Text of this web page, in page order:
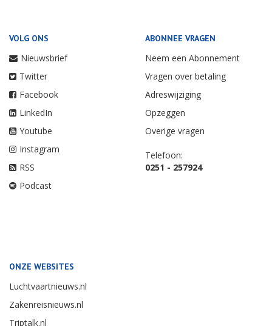
VOLG ONS
Nieuwsbrief
Twitter
Facebook
LinkedIn
Youtube
Instagram
RSS
Podcast
ABONNEE VRAGEN
Neem een Abonnement
Vragen over betaling
Adreswijziging
Opzeggen
Overige vragen
Telefoon:
0251 - 257924
ONZE WEBSITES
Luchtvaartnieuws.nl
Zakenreisnieuws.nl
Triptalk.nl